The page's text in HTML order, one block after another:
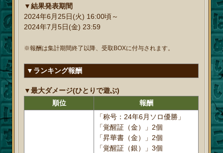
▼結果発表期間
2024年6月25日(火) 16:00頃～
2024年7月5日(金) 23:59
※報酬は集計期間終了以降、受取BOXに付与されます。
▼ランキング報酬
▼最大ダメージ(ひとりで遊ぶ)
順位
報酬
「称号：24年6月ソロ優勝」
「覚醒証（金）」2個
「昇華書（金）」2個
「覚醒証（銀）」3個